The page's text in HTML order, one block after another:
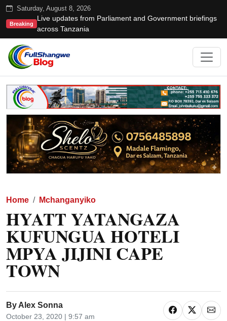
Saturday, August 8, 2026
Breaking
Live updates from Parliament and Government briefings
across Tanzania
Home Mchanganyiko
HYATT YATANGAZA
KUFUNGUA HOTELI
MPYA JIJINI CAPE
TOWN
By Alex Sonna
October 23, 2020 | 9:57 am